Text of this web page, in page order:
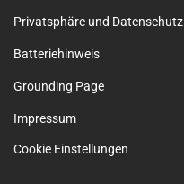
Privatsphäre und Datenschutz
Batteriehinweis
Grounding Page
Impressum
Cookie Einstellungen